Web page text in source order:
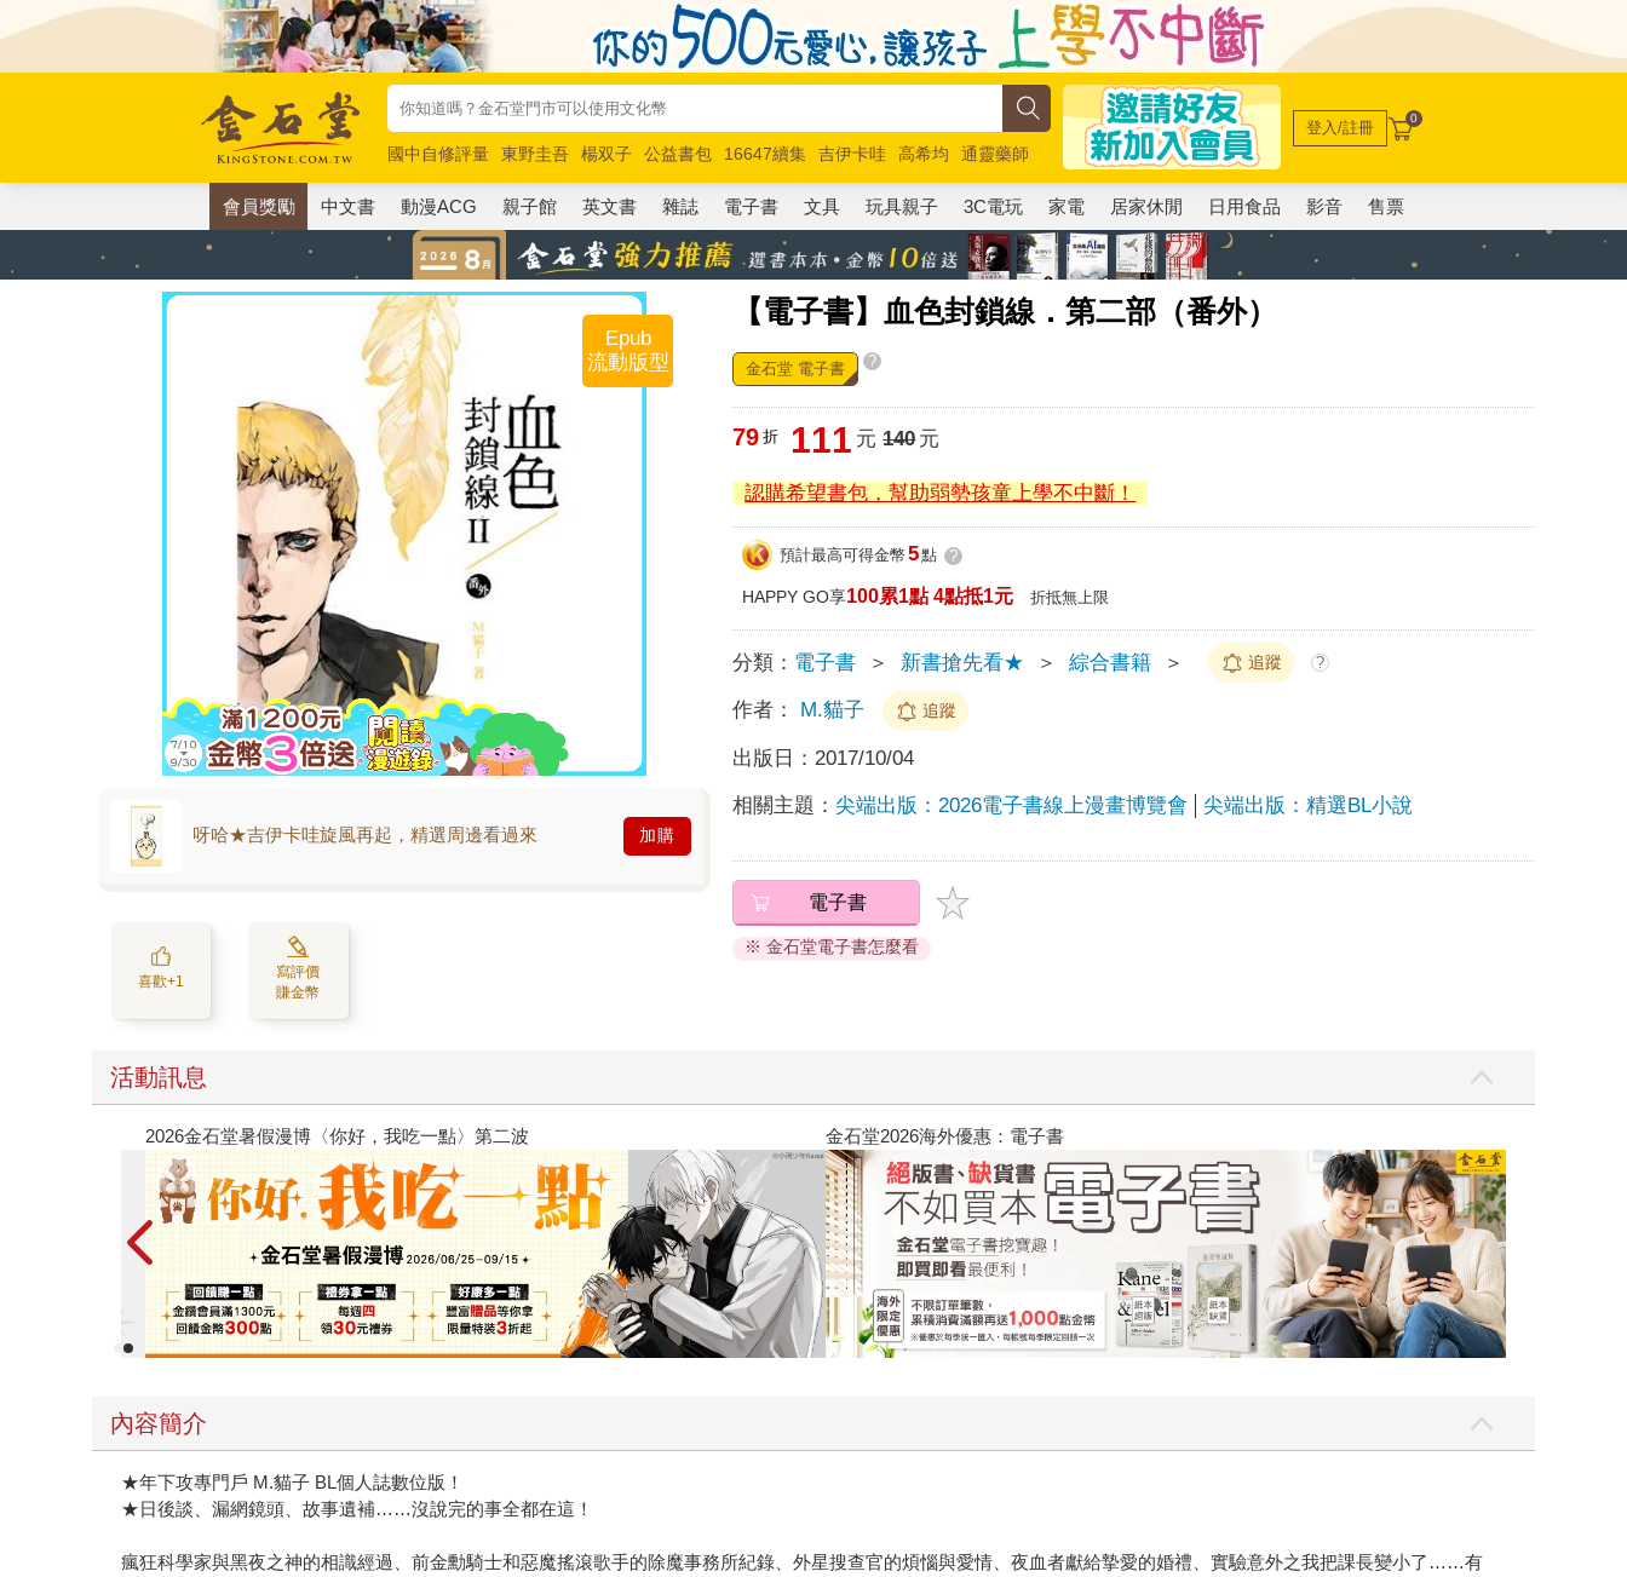
國中自修評量 東野圭吾 楊双子 公益書包 16647續集 吉伊卡哇 高希均
通靈藥師
唯紅花綻放
奧德賽 路邊攤新作 馬斯克 玩具總動員5 超慢跑
登入/註冊 0
會員獎勵 中文書 動漫ACG 親子館 英文書 雜誌 電子書 文具 玩具親子 3C電玩 家電 居家休閒 日用食品 影音 售票
【電子書】血色封鎖線．第二部（番外）
Epub
流動版型
呀哈★吉伊卡哇旋風再起，精選周邊看過來 加購
喜歡+1
寫評價
賺金幣
金石堂 電子書 ?
79 折 111 元 140元
認購希望書包，幫助弱勢孩童上學不中斷！
預計最高可得金幣 5點 ?
HAPPY GO享100累1點 4點抵1元 折抵無上限
分類： 電子書 ＞ 新書搶先看★ ＞ 綜合書籍 ＞ 追蹤 ?
作者： M.貓子 追蹤
出版日： 2017/10/04
相關主題： 尖端出版：2026電子書線上漫畫博覽會 尖端出版：精選BL小說
電子書
※ 金石堂電子書怎麼看
活動訊息
春光ｘ奇幻基地｜全書系展 2026金石堂暑假漫博〈你好，我吃一點〉第二波
內容簡介
★年下攻專門戶 M.貓子 BL個人誌數位版！
★日後談、漏網鏡頭、故事遺補……沒說完的事全都在這！
瘋狂科學家與黑夜之神的相識經過、前金勳騎士和惡魔搖滾歌手的除魔事務所紀錄、外星搜查官的煩惱與愛情、夜血者獻給摯愛的婚禮、實驗意外之我把課長變小了……有